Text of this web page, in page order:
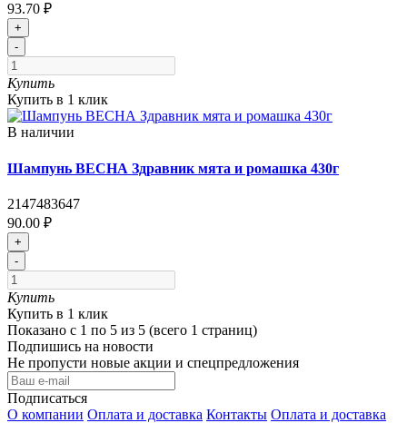
93.70 ₽
+
-
Купить
Купить в 1 клик
В наличии
Шампунь ВЕСНА Здравник мята и ромашка 430г
2147483647
90.00 ₽
+
-
Купить
Купить в 1 клик
Показано с 1 по 5 из 5 (всего 1 страниц)
Подпишись на новости
Не пропусти новые акции и спецпредложения
Подписаться
О компании Оплата и доставка Контакты Оплата и доставка